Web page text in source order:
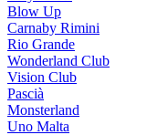
Blow Up
Carnaby Rimini
Rio Grande
Wonderland Club
Vision Club
Pascià
Monsterland
Uno Malta